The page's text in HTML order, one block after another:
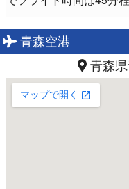
青森空港
青森